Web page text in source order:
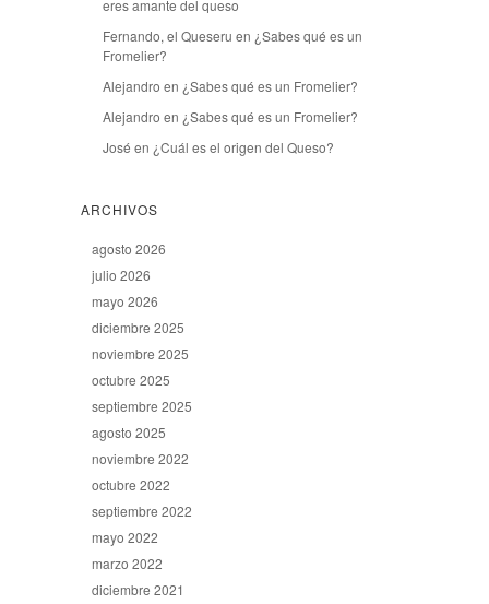
eres amante del queso
Fernando, el Queseru en ¿Sabes qué es un
Fromelier?
Alejandro en ¿Sabes qué es un Fromelier?
Alejandro en ¿Sabes qué es un Fromelier?
José en ¿Cuál es el origen del Queso?
ARCHIVOS
agosto 2026
julio 2026
mayo 2026
diciembre 2025
noviembre 2025
octubre 2025
septiembre 2025
agosto 2025
noviembre 2022
octubre 2022
septiembre 2022
mayo 2022
marzo 2022
diciembre 2021